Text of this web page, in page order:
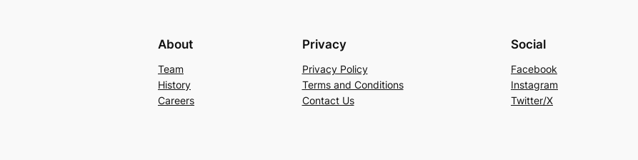
About
Team
History
Careers
Privacy
Privacy Policy
Terms and Conditions
Contact Us
Social
Facebook
Instagram
Twitter/X